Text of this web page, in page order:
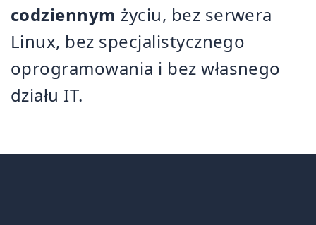
codziennym życiu, bez serwera
Linux, bez specjalistycznego
oprogramowania i bez własnego
działu IT.